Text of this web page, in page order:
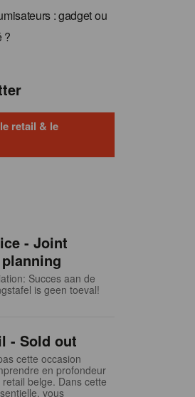
: gadget ou
?
retail & le
- Joint
Succes aan de
is geen toeval!
- Sold out
cette occasion
en profondeur
belge. Dans cette
vous